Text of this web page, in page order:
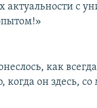
актуальности с
как
когда он здесь,